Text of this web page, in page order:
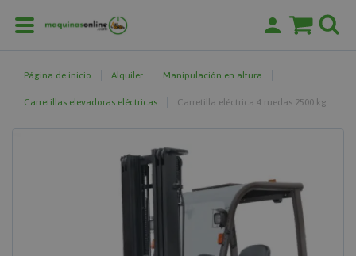
Página de inicio Alquiler Manipulación en altura
Carretillas elevadoras eléctricas Carretilla eléctrica 4 ruedas 2500 kg